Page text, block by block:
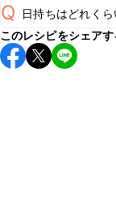
A
Q 日持ちはどれくら
こちらのレシピは
すすめします。
このレシピをシェアす